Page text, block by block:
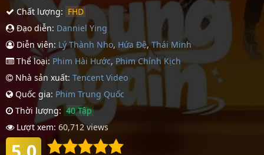
Chất lượng: FHD
Đạo diễn: Danniel Ying
Diễn viên: Lý Thành Nho, Hứa Đệ,Thái Minh
Thể loại: Phim Hài Hước, Phim Chính Kịch
Nhà sản xuất: Tencent Video
Quốc gia: Phim Trung Quốc
Thời lượng: 40 Tập
Lượt xem: 60,712 views